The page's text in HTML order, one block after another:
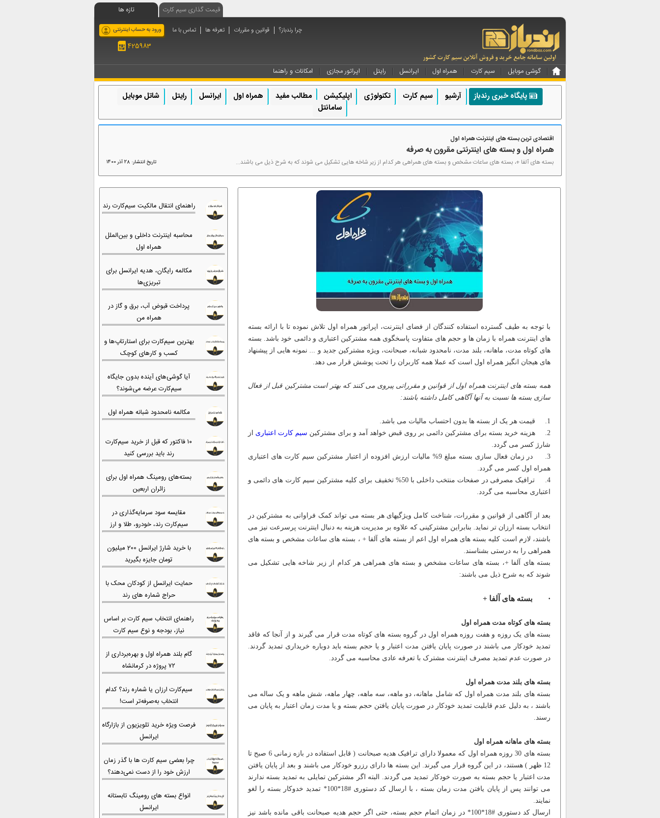
قیمت گذاری سیم کارت تازه ها
ورود به حساب اینترنتی چرا رندباز؟ قوانین و مقررات تعرفه ها تماس با ما
425983
گوشی موبایل سیم کارت همراه اول ایرانسل رایتل اپراتور مجازی امکانات و راهنما
پایگاه خبری رندباز آرشیو سیم کارت تکنولوژی اپلیکیشن مطالب مفید همراه اول ایرانسل رایتل
شاتل موبایل
سامانتل
اقتصادی ترین بسته های اینترنت همراه اول
همراه اول و بسته های اینترنتی مقرون به صرفه
بسته های آلفا +، بسته های ساعات مشخص و بسته های همراهی هر کدام از زیر شاخه هایی تشکیل می شوند که به شرح ذیل می باشند... تاریخ انتشار: 28 آذر 1400
با توجه به طیف گسترده استفاده کنندگان از فضای اینترنت، اپراتور همراه اول تلاش نموده تا با ارائه بسته
های اینترنت همراه با زمان ها و حجم های متفاوت پاسخگوی همه مشترکین اعتباری و دائمی خود باشد. بسته
های کوتاه مدت، ماهانه، بلند مدت، نامحدود شبانه، صبحانت، ویژه مشترکین جدید و ... نمونه هایی از پیشنهاد
های هیجان انگیز همراه اول است که عملا همه کاربران را تحت پوشش قرار می دهد.
همه بسته های اینترنت همراه اول از قوانین و مقرراتی پیروی می کنند که بهتر است مشترکین قبل از فعال
سازی بسته ها نسبت به آنها آگاهی کامل داشته باشند:
1. قیمت هر یک از بسته ها بدون احتساب مالیات می باشد.
2. هزینه خرید بسته برای مشترکین دائمی بر روی قبض خواهد آمد و برای مشترکین
سیم کارت اعتباری از
شارژ کسر می گردد.
3. در زمان فعال سازی بسته مبلغ 9% مالیات ارزش افزوده از اعتبار مشترکین سیم کارت های اعتباری
همراه اول کسر می گردد.
4. ترافیک مصرفی در صفحات منتخب داخلی با 50% تخفیف برای کلیه مشترکین سیم کارت های دائمی و
اعتباری محاسبه می گردد.
بعد از آگاهی از قوانین و مقررات، شناخت کامل ویژگیهای هر بسته می تواند کمک فراوانی به مشترکین در
انتخاب بسته ارزان تر نماید. بنابراین مشترکینی که علاوه بر مدیریت هزینه به دنبال اینترنت پرسرعت نیز می
باشند، لازم است کلیه بسته های همراه اول اعم از بسته های آلفا + ، بسته های ساعات مشخص و بسته های
همراهی را به درستی بشناسند.
بسته های آلفا +، بسته های ساعات مشخص و بسته های همراهی هر کدام از زیر شاخه هایی تشکیل می
شوند که به شرح ذیل می باشند:
· بسته های آلفا +
بسته های کوتاه مدت همراه اول
بسته های یک روزه و هفت روزه همراه اول در گروه بسته های کوتاه مدت قرار می گیرند و از آنجا که فاقد
تمدید خودکار می باشند در صورت پایان یافتن مدت اعتبار و یا حجم بسته باید دوباره خریداری تمدید گردند.
در صورت عدم تمدید مصرف اینترنت مشترک با تعرفه عادی محاسبه می گردد.
بسته های بلند مدت همراه اول
بسته های بلند مدت همراه اول که شامل ماهانه، دو ماهه، سه ماهه، چهار ماهه، شش ماهه و یک ساله می
باشند ، به دلیل عدم قابلیت تمدید خودکار در صورت پایان یافتن حجم بسته و یا مدت زمان اعتبار به پایان می
رسند.
بسته های ماهانه همراه اول
بسته های 30 روزه همراه اول که معمولا دارای ترافیک هدیه صبحانت ( قابل استفاده در بازه زمانی 6 صبح تا
12 ظهر ) هستند، در این گروه قرار می گیرند. این بسته ها دارای رزرو خودکار می باشند و بعد از پایان یافتن
مدت اعتبار یا حجم بسته به صورت خودکار تمدید می گردند. البته اگر مشترکین تمایلی به تمدید بسته ندارند
می توانند پس از پایان یافتن مدت زمان بسته ، با ارسال کد دستوری #18*100* تمدید خدوکار بسته را لغو
نمایند.
ارسال کد دستوری #18*100* در زمان اتمام حجم بسته، حتی اگر حجم هدیه صبحانت باقی مانده باشد نیز
راهنمای انتقال مالکیت سیم‌کارت رند
محاسبه اینترنت داخلی و بین‌الملل
همراه اول
مکالمه رایگان، هدیه ایرانسل برای
تبریزی‌ها
پرداخت قبوض آب، برق و گاز در
همراه من
بهترین سیم‌کارت برای استارتاپ‌ها و
کسب و کارهای کوچک
آیا گوشی‌های آینده بدون جایگاه
سیم‌کارت عرضه می‌شوند؟
مکالمه نامحدود شبانه همراه اول
۱۰ فاکتور که قبل از خرید سیم‌کارت
رند باید بررسی کنید
بسته‌های رومینگ همراه اول برای
زائران اربعین
مقایسه سود سرمایه‌گذاری در
سیم‌کارت رند، خودرو، طلا و ارز
با خرید شارژ ایرانسل 200 میلیون
تومان جایزه بگیرید
حمایت ایرانسل از کودکان محک با
حراج شماره های رند
راهنمای انتخاب سیم کارت بر اساس
نیاز، بودجه و نوع سیم کارت
گام بلند همراه اول و بهره‌برداری از
۷۲ پروژه در کرمانشاه
سیم‌کارت ارزان یا شماره رند؟ کدام
انتخاب به‌صرفه‌تر است!
فرصت ویژه خرید تلویزیون از بازارگاه
ایرانسل
چرا بعضی سیم کارت ها با گذر زمان
ارزش خود را از دست نمی‌دهند؟
انواع بسته های رومینگ تابستانه
ایرانسل